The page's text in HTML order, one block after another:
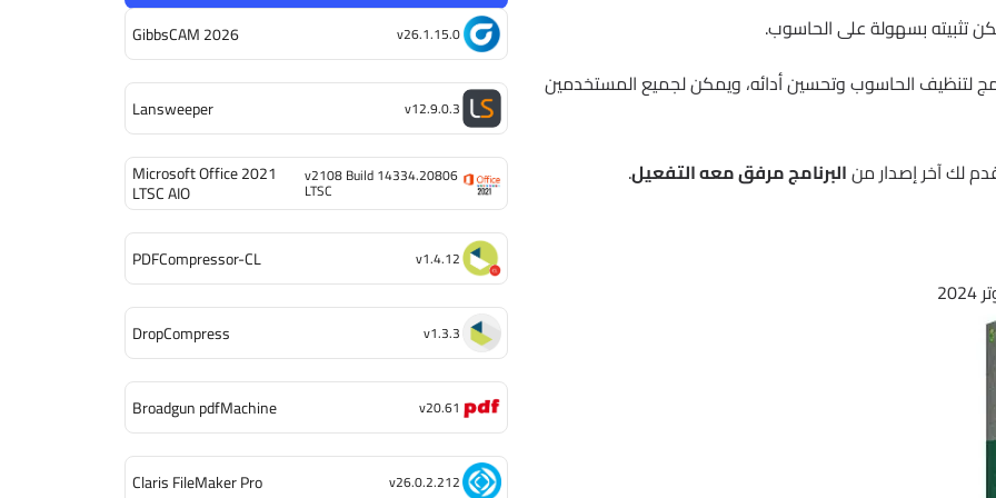
GibbsCAM 2026 v26.1.15.0
Lansweeper v12.9.0.3
Microsoft Office 2021
LTSC AIO
v2108 Build 14334.20806
LTSC
PDFCompressor-CL v1.4.12
DropCompress v1.3.3
Broadgun pdfMachine v20.61
Claris FileMaker Pro v26.0.2.212
تثبيته بسهولة على الحاسوب.
لتنظيف الحاسوب وتحسين أدائه، ويمكن لجميع المستخدمين
لك آخر إصدار منالبرنامج مرفق معه التفعيل.